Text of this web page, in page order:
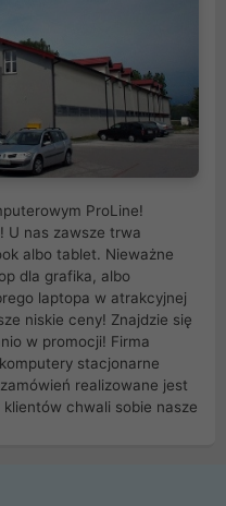
ProLine!
U nas zawsze trwa
albo tablet. Nieważne
dla grafika, albo
laptopa w atrakcyjnej
niskie ceny! Znajdzie się
w promocji! Firma
stacjonarne
realizowane jest
chwali sobie nasze